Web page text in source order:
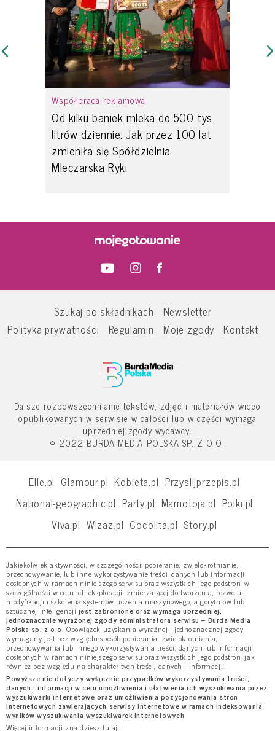
Współpraca reklamowa
Od kilku baniek mleka do 500 tys.
litrów dziennie. Jak przez 100 lat
zmieniła się Spółdzielnia
Mleczarska Ryki
Szukaj po składnikach
Newsletter
Polityka prywatności
Regulamin Moje zgody Kontakt
Dalsze rozpowszechnianie tekstów, zdjęć i materiałów wideo
opublikowanych w serwisie w całości lub w części wymaga
uprzedniej zgody wydawcy.
© 2022 BURDA MEDIA POLSKA SP. Z O.O.
Elle.pl Glamour.pl Kobieta.pl Przyslijprzepis.pl
National-geographic.pl Party.pl Mamotoja.pl Polki.pl
Viva.pl Wizaz.pl Cocolita.pl Story.pl
Jakiekolwiek aktywności, w szczególności: pobieranie, zwielokrotnianie,
przechowywanie, lub inne wykorzystywanie treści, danych lub informacji
dostępnych w ramach niniejszego serwisu oraz wszystkich jego podstron, w
szczególności w celu ich eksploracji, zmierzającej do tworzenia, rozwoju,
modyfikacji i szkolenia systemów uczenia maszynowego, algorytmów lub
sztucznej inteligencji jest zabronione oraz wymaga uprzedniej,
jednoznacznie wyrażonej zgody administratora serwisu – Burda Media
Polska sp. z o.o. Obowiązek uzyskania wyraźnej i jednoznacznej zgody
wymagany jest bez względu sposób pobierania, zwielokrotniania,
przechowywania lub innego wykorzystywania treści, danych lub informacji
dostępnych w ramach niniejszego serwisu oraz wszystkich jego podstron, jak
również bez względu na charakter tych treści, danych i informacji.
Powyższe nie dotyczy wyłącznie przypadków wykorzystywania treści,
danych i informacji w celu umożliwienia i ułatwienia ich wyszukiwania przez
wyszukiwarki internetowe oraz umożliwienia pozycjonowania stron
internetowych zawierających serwisy internetowe w ramach indeksowania
wyników wyszukiwania wyszukiwarek internetowych
Więcej informacji znajdziesztutaj.